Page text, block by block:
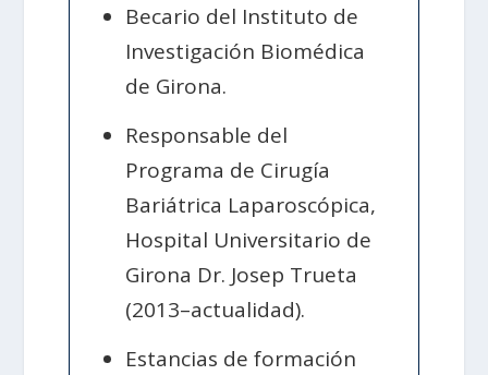
Becario del Instituto de
Investigación Biomédica
de Girona.
Responsable del
Programa de Cirugía
Bariátrica Laparoscópica,
Hospital Universitario de
Girona Dr. Josep Trueta
(2013–actualidad).
Estancias de formación